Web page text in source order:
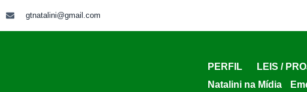
gtnatalini@gmail.com
PERFIL LEIS /
Natalini na Mídia